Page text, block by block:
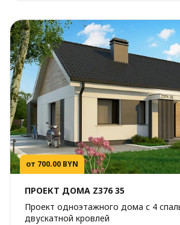
от 700.00 BYN
ПРОЕКТ ДОМА Z376 35
Проект одноэтажного дома с 4
двускатной кровлей